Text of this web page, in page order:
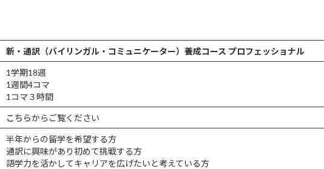
新・通訳（バイリンガル・コミュニケーター）養成コース プロフェッショナル
1学期18週
1週間4コマ
1コマ３時間
こちらからご覧ください
半年からの留学を希望する方
通訳に興味があり初めて挑戦する方
語学力を活かしてキャリアを広げたいと考えている方